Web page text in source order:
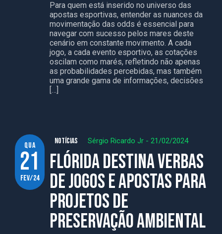
Para quem está inserido no universo das
apostas esportivas, entender as nuances da
movimentação das odds é essencial para
navegar com sucesso pelos mares deste
cenário em constante movimento. A cada
jogo, a cada evento esportivo, as cotações
oscilam como marés, refletindo não apenas
as probabilidades percebidas, mas também
uma grande gama de informações, decisões
[…]
qua
21
fev/24
NOTÍCIAS Sérgio Ricardo Jr - 21/02/2024
Flórida destina verbas
de jogos e apostas para
projetos de
preservação ambiental